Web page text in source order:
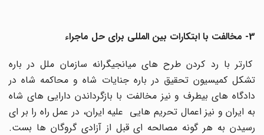
کارتر با رد کردن طرح های میانجیگرانه سازمان ملل در باره
تشکل کمیسیون تحقیق در باره جنایات شاه و محاکمه شاه در
دادگاه های بیطرف و نیز مخالفت با بازگرداندن دارایی های شاه
به ایران و نیز اعمال تحریم هایی علیه ایران، در عمل راه را بر ای
رسیدن به هر گونه مصالحه ای قبل از آزادی گروگان ها بست.